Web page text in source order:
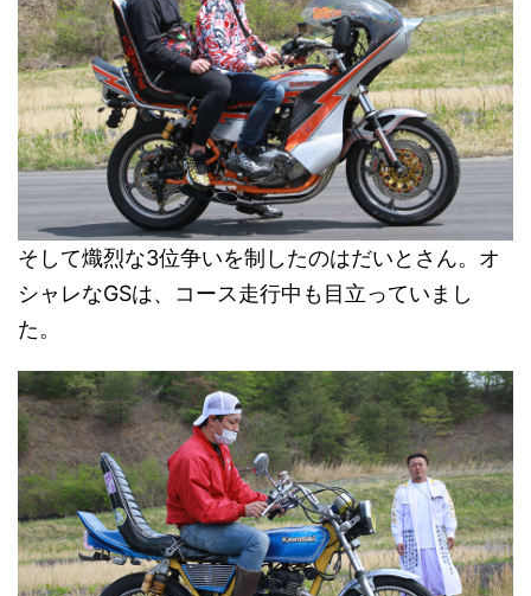
そして熾烈な3位争いを制したのはだいとさん。オ
シャレなGSは、コース走行中も目立っていまし
た。